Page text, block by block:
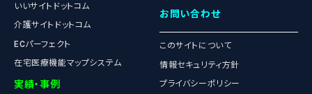
いいサイトドットコム
介護サイトドットコム
ECパーフェクト
在宅医療機能マップシステム
実績・事例
お問い合わせ
このサイトについて
情報セキュリティ方針
プライバシーポリシー